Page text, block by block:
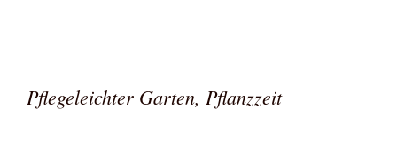
Pflegeleichter Garten, Pflanzzeit